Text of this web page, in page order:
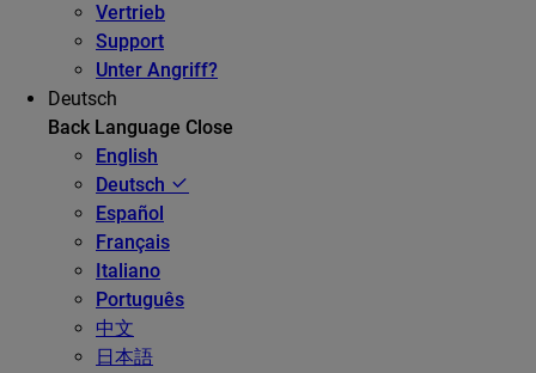
Vertrieb
Support
Unter Angriff?
Deutsch
Back Language Close
English
Deutsch
Español
Français
Italiano
Português
中文
日本語